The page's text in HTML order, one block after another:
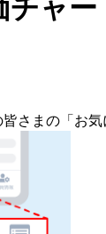
チャー
皆さまの 「お